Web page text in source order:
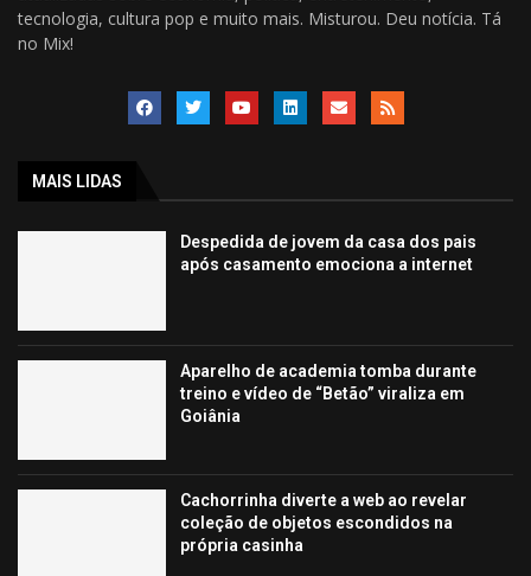
tecnologia, cultura pop e muito mais. Misturou. Deu notícia. Tá
no Mix!
MAIS LIDAS
Despedida de jovem da casa dos pais
após casamento emociona a internet
Aparelho de academia tomba durante
treino e vídeo de “Betão” viraliza em
Goiânia
Cachorrinha diverte a web ao revelar
coleção de objetos escondidos na
própria casinha